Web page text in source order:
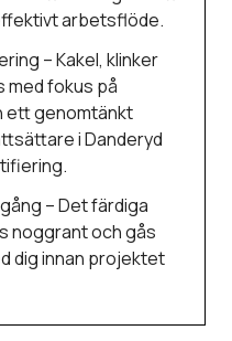
arbetsflöde.
– Kakel, klinker
med fokus på
ett genomtänkt
i Danderyd
– Det färdiga
noggrant och gås
dig innan projektet